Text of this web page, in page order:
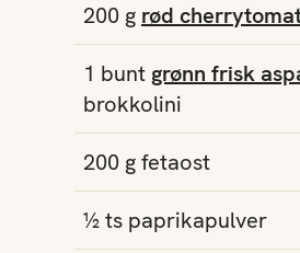
200 g rød
1 bunt grønn frisk
brokkolini
200 gfetaost
½ts paprikapulver